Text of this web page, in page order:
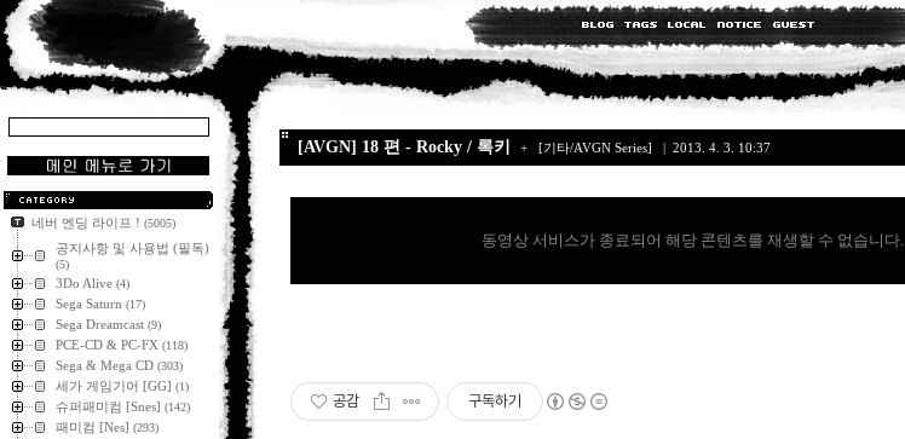
네버 엔딩 라이프 ! (5005)
공지사항 및 사용법 (필독)
(5)
3Do Alive (4)
Sega Saturn (17)
Sega Dreamcast (9)
PCE-CD & PC-FX (118)
Sega & Mega CD (303)
세가 게임기어 [GG] (1)
슈퍼패미컴 [Snes] (142)
패미컴 [Nes] (293)
[AVGN] 18 편 - Rocky / 록키 + [기타/AVGN Series] | 2013. 4. 3. 10:37
동영상 서비스가 종료되어 해당 콘텐츠를 재생할 수 없습니다.
공감 구독하기